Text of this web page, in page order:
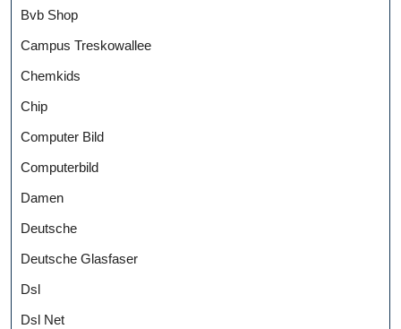
Bvb Shop
Campus Treskowallee
Chemkids
Chip
Computer Bild
Computerbild
Damen
Deutsche
Deutsche Glasfaser
Dsl
Dsl Net